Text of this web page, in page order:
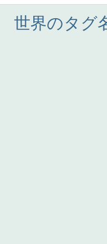
世界のタグ